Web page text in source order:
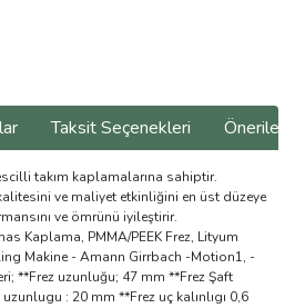
Taksit Seçenekleri
takım kaplamalarına sahiptir.
ve maliyet etkinliğini en üst düzeye
ve ömrünü iyileştirir.
Kaplama, PMMA/PEEK Frez, Lityum
Makine - Amann Girrbach -Motion1, -
**Frez uzunluğu; 47 mm **Frez Şaft
: 20 mm **Frez uç kalınlıgı 0,6